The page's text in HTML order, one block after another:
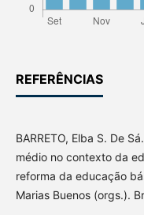
REFERÊNCIAS
BARRETO, Elba S. De
médio no contexto da
reforma da educação
Marias Buenos (orgs.).